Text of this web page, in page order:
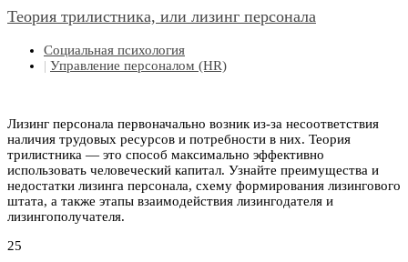
Теория трилистника, или лизинг персонала
Социальная психология
| Управление персоналом (HR)
Лизинг персонала первоначально возник из-за несоответствия
наличия трудовых ресурсов и потребности в них. Теория
трилистника — это способ максимально эффективно
использовать человеческий капитал. Узнайте преимущества и
недостатки лизинга персонала, схему формирования лизингового
штата, а также этапы взаимодействия лизингодателя и
лизингополучателя.
25